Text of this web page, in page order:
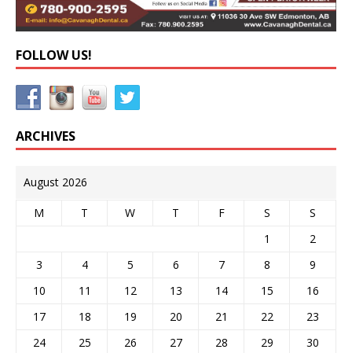
FOLLOW US!
ARCHIVES
August 2026
M T W T F S
S
1
2
3
4 5 6 7 8
9
10
11 12 13 14 15
16
17
18 19 20 21 22
23
24
25 26 27 28 29
30